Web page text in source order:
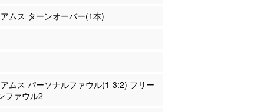
ムス ターンオーバー(1本)
ムス パーソナルファウル(1-3:2) フリー
ファウル2